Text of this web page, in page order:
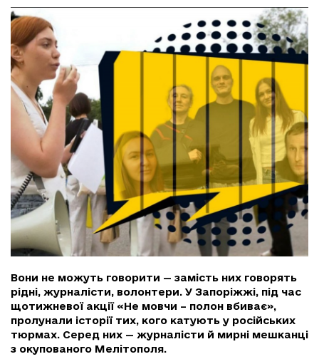
Вони не можуть говорити — замість них говорять
рідні, журналісти, волонтери. У Запоріжжі, під час
щотижневої акції «Не мовчи – полон вбиває»,
пролунали історії тих, кого катують у російських
тюрмах. Серед них — журналісти й мирні мешканці
з окупованого Мелітополя.